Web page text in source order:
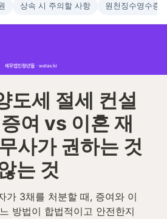
도세 절세 컨설
여 vs 이혼 재
사가 권하는 것
는 것
가 3채를 처분할 때, 증여와 이
방법이 합법적이고 안전한지
상속 시 주의할 사항 원천징수영수증